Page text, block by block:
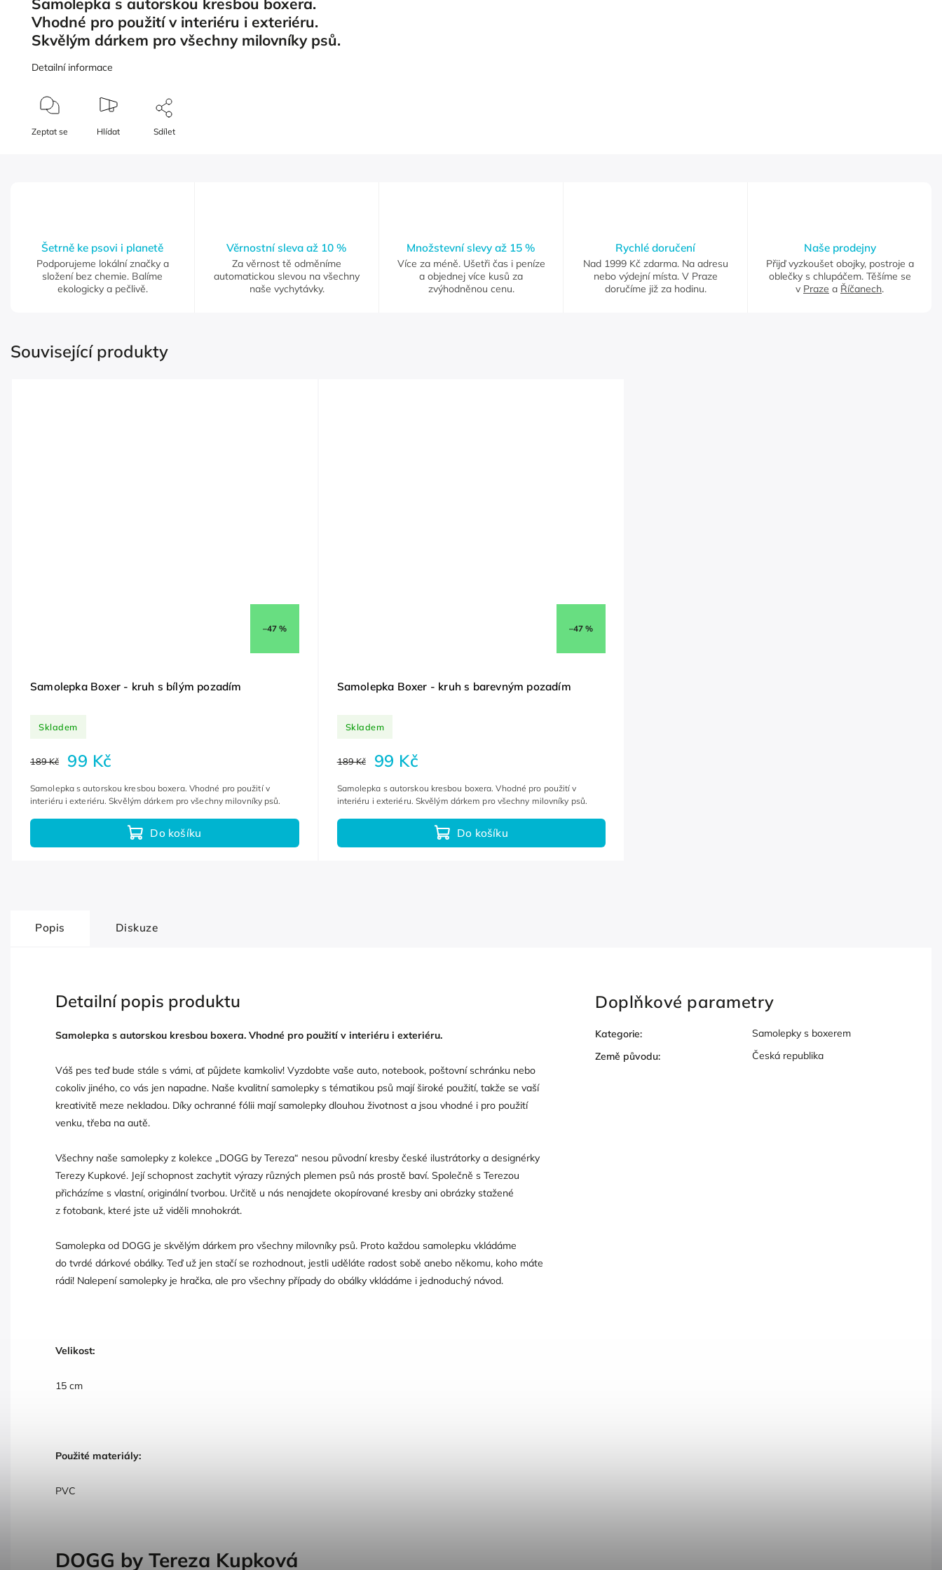
Vhodné pro použití v interiéru i exteriéru.
Skvělým dárkem pro všechny milovníky psů.
Detailní informace
Zeptat se Hlídat Sdílet
Šetrně ke psovi i planetě
Podporujeme lokální značky a
složení bez chemie. Balíme
ekologicky a pečlivě.
Věrnostní sleva až 10 %
Za věrnost tě odměníme
automatickou slevou na všechny
naše vychytávky.
Množstevní slevy až 15 %
Více za méně. Ušetři čas i peníze
a objednej více kusů za
zvýhodněnou cenu.
Rychlé doručení
Nad 1999 Kč zdarma. Na adresu
nebo výdejní místa. V Praze
doručíme již za hodinu.
Naše prodejny
Přijď vyzkoušet obojky, postroje a
oblečky s chlupáčem. Těšíme se
v Praze a Říčanech.
Související produkty
–47 %
Samolepka Boxer - kruh s bílým pozadím
Skladem
189 Kč 99 Kč
Do košíku
Samolepka s autorskou kresbou boxera. Vhodné pro použití v
interiéru i exteriéru. Skvělým dárkem pro všechny milovníky psů.
–47 %
Samolepka Boxer - kruh s barevným pozadím
Skladem
189 Kč 99 Kč
Do košíku
Samolepka s autorskou kresbou boxera. Vhodné pro použití v
interiéru i exteriéru. Skvělým dárkem pro všechny milovníky psů.
Popis Diskuze
Detailní popis produktu
Samolepka s autorskou kresbou boxera. Vhodné pro použití v interiéru i exteriéru.
Váš pes teď bude stále s vámi, ať půjdete kamkoliv! Vyzdobte vaše auto, notebook, poštovní schránku nebo
cokoliv jiného, co vás jen napadne. Naše kvalitní samolepky s tématikou psů mají široké použití, takže se vaší
kreativitě meze nekladou. Díky ochranné fólii mají samolepky dlouhou životnost a jsou vhodné i pro použití
venku, třeba na autě.
Všechny naše samolepky z kolekce „DOGG by Tereza“ nesou původní kresby české ilustrátorky a designérky
Terezy Kupkové. Její schopnost zachytit výrazy různých plemen psů nás prostě baví. Společně s Terezou
přicházíme s vlastní, originální tvorbou. Určitě u nás nenajdete okopírované kresby ani obrázky stažené
z fotobank, které jste už viděli mnohokrát.
Samolepka od DOGG je skvělým dárkem pro všechny milovníky psů. Proto každou samolepku vkládáme
do tvrdé dárkové obálky. Teď už jen stačí se rozhodnout, jestli uděláte radost sobě anebo někomu, koho máte
rádi! Nalepení samolepky je hračka, ale pro všechny případy do obálky vkládáme i jednoduchý návod.
Velikost:
15 cm
Použité materiály:
PVC
DOGG by Tereza Kupková
Doplňkové parametry
Kategorie:
Samolepky s boxerem
Země původu: Česká republika